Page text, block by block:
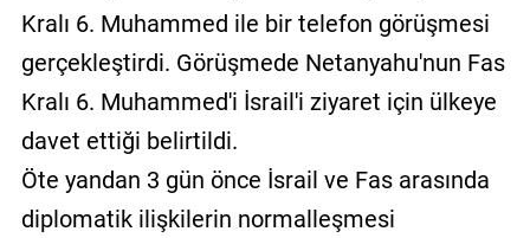
Kralı 6. Muhammed ile bir telefon görüşmesi
gerçekleştirdi. Görüşmede Netanyahu'nun Fas
Kralı 6. Muhammed'i İsrail'i ziyaret için ülkeye
davet ettiği belirtildi.
Öte yandan 3 gün önce İsrail ve Fas arasında
diplomatik ilişkilerin normalleşmesi